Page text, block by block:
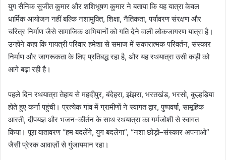
युग सैनिक सुजीत कुमार और शशिभूषण कुमार ने बताया कि यह यात्रा केवल
धार्मिक आयोजन नहीं बल्कि नशामुक्ति, शिक्षा, नैतिकता, पर्यावरण संरक्षण और
चरित्र निर्माण जैसे सामाजिक अभियानों को गति देने वाली लोकजागरण यात्रा है।
उन्होंने कहा कि गायत्री परिवार हमेशा से समाज में सकारात्मक परिवर्तन, संस्कार
निर्माण और जागरूकता के लिए प्रतिबद्ध रहा है, और यह रथयात्रा उसी कड़ी को
आगे बढ़ा रही है।
पहले दिन रथयात्रा तेहाय से महदीपुर, बंदेहरा, झंझरा, भरतखंड, भरसो, कुल्हड़िया
होते हुए कर्ना पहुंची। प्रत्येक गांव में ग्रामीणों ने स्वागत द्वार, पुष्पवर्षा, सामूहिक
आरती, दीपयज्ञ और भजन-कीर्तन के साथ रथयात्रा का गर्मजोशी से स्वागत
किया। पूरा वातावरण “हम बदलेंगे, युग बदलेगा”, “नशा छोड़ो–संस्कार अपनाओ”
जैसी प्रेरक आवाज़ों से गुंजायमान रहा।